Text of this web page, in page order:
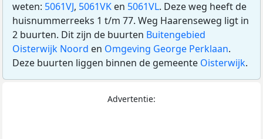
weten: 5061VJ, 5061VK en 5061VL. Deze weg heeft de
huisnummerreeks 1 t/m 77. Weg Haarenseweg ligt in
2 buurten. Dit zijn de buurten Buitengebied
Oisterwijk Noord en Omgeving George Perklaan.
Deze buurten liggen binnen de gemeente Oisterwijk.
Advertentie: